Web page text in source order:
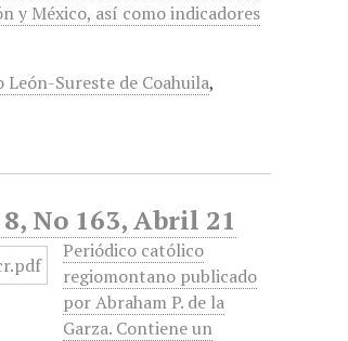
y México, así como indicadores
León-Sureste de Coahuila,
No 163, Abril 21
Periódico católico
regiomontano publicado
por Abraham P. de la
Garza. Contiene un